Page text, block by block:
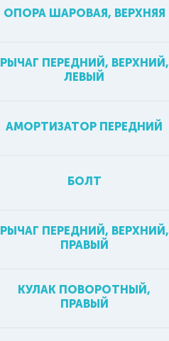
ОПОРА ШАРОВАЯ, ВЕРХНЯЯ
РЫЧАГ ПЕРЕДНИЙ, ВЕРХНИЙ,
ЛЕВЫЙ
АМОРТИЗАТОР ПЕРЕДНИЙ
БОЛТ
РЫЧАГ ПЕРЕДНИЙ, ВЕРХНИЙ,
ПРАВЫЙ
КУЛАК ПОВОРОТНЫЙ,
ПРАВЫЙ